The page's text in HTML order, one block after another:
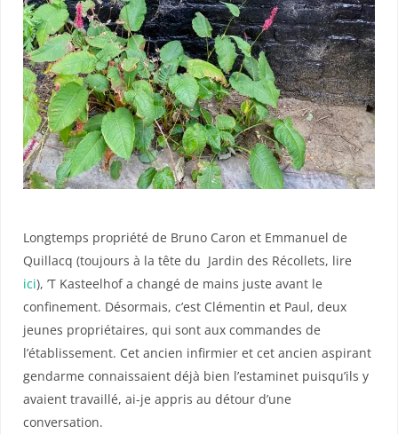
Longtemps propriété de Bruno Caron et Emmanuel de
Quillacq (toujours à la tête du Jardin des Récollets, lire
ici), ’T Kasteelhof a changé de mains juste avant le
confinement. Désormais, c’est Clémentin et Paul, deux
jeunes propriétaires, qui sont aux commandes de
l’établissement. Cet ancien infirmier et cet ancien aspirant
gendarme connaissaient déjà bien l’estaminet puisqu’ils y
avaient travaillé, ai-je appris au détour d’une
conversation.